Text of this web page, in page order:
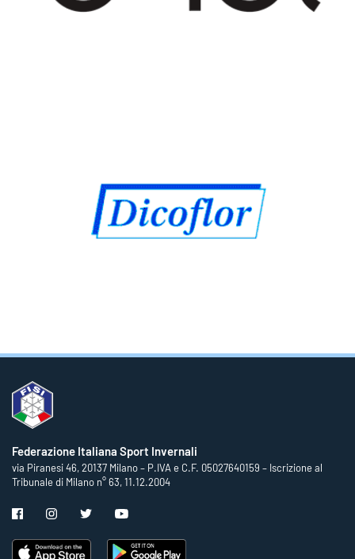
Federazione Italiana Sport Invernali
via Piranesi 46, 20137 Milano – P.IVA e C.F. 05027640159 – Iscrizione al
Tribunale di Milano n° 63, 11.12.2004